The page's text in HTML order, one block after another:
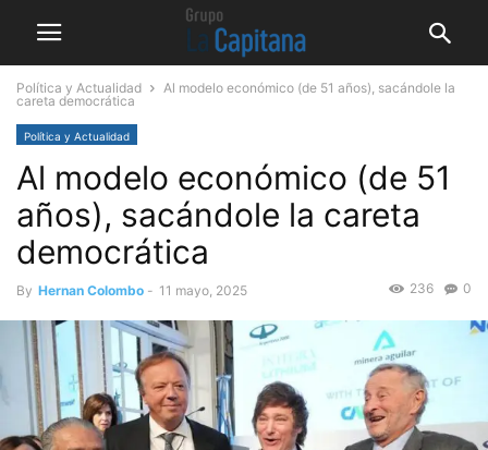
Política y Actualidad
Al modelo económico (de 51 años), sacándole la
careta democrática
Política y Actualidad
Al modelo económico (de 51
años), sacándole la careta
democrática
By Hernan Colombo - 11 mayo, 2025 0
236